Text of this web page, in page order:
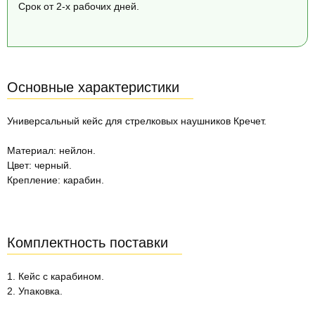
Срок от 2-х рабочих дней.
Основные характеристики
Универсальный кейс для стрелковых наушников Кречет.
Материал: нейлон.
Цвет: черный.
Крепление: карабин.
Комплектность поставки
1. Кейс с карабином.
2. Упаковка.